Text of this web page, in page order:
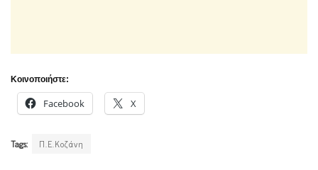
Κοινοποιήστε:
Facebook X
Tags: Π.Ε.Κοζάνη